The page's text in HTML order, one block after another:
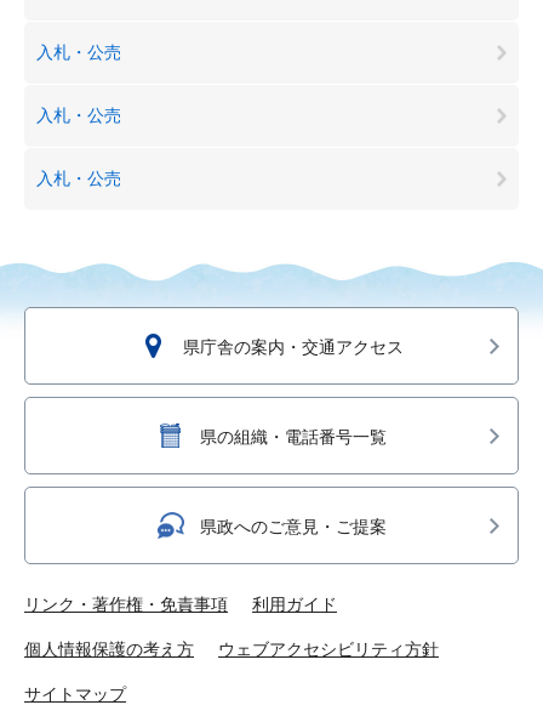
入札・公売
入札・公売
入札・公売
県庁舎の案内・交通アクセス
県の組織・電話番号一覧
県政へのご意見・ご提案
リンク・著作権・免責事項 利用ガイド
個人情報保護の考え方 ウェブアクセシビリティ方針
サイトマップ